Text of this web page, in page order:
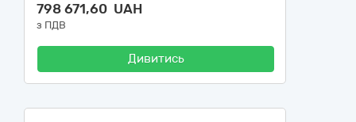
798 671,60 UAH
з ПДВ
Дивитись